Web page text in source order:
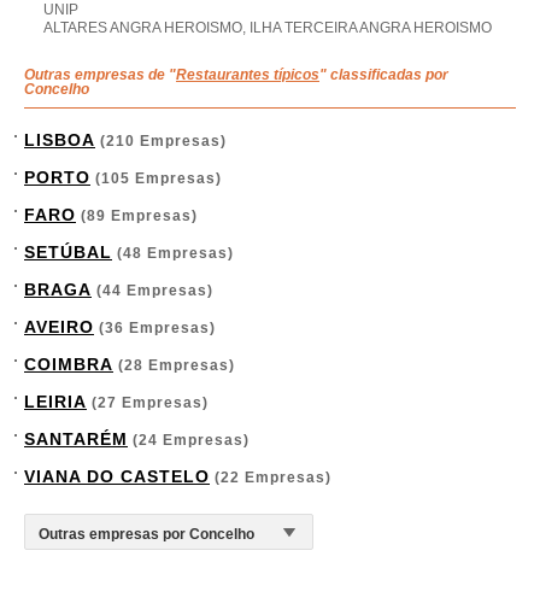
UNIP
ALTARES ANGRA HEROISMO, ILHA TERCEIRA ANGRA HEROISMO
Outras empresas de "Restaurantes típicos" classificadas por
Concelho
LISBOA (210 Empresas)
PORTO (105 Empresas)
FARO (89 Empresas)
SETÚBAL (48 Empresas)
BRAGA (44 Empresas)
AVEIRO (36 Empresas)
COIMBRA (28 Empresas)
LEIRIA (27 Empresas)
SANTARÉM (24 Empresas)
VIANA DO CASTELO (22 Empresas)